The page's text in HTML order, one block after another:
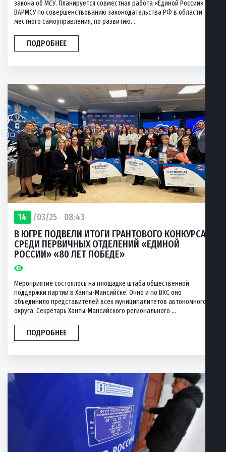
закона об МСУ. Планируется совместная работа «Единой России» и
ВАРМСУ по совершенствованию законодательства РФ в области
местного самоуправления, по развитию...
ПОДРОБНЕЕ
14 /03/25 08:43
В ЮГРЕ ПОДВЕЛИ ИТОГИ ГРАНТОВОГО КОНКУРСА
СРЕДИ ПЕРВИЧНЫХ ОТДЕЛЕНИЙ «ЕДИНОЙ
РОССИИ» «80 ЛЕТ ПОБЕДЕ»
Мероприятие состоялось на площадке штаба общественной
поддержки партии в Ханты-Мансийске. Очно и по ВКС оно
объединило представителей всех муниципалитетов автономного
округа. Секретарь Ханты-Мансийского регионального ...
ПОДРОБНЕЕ